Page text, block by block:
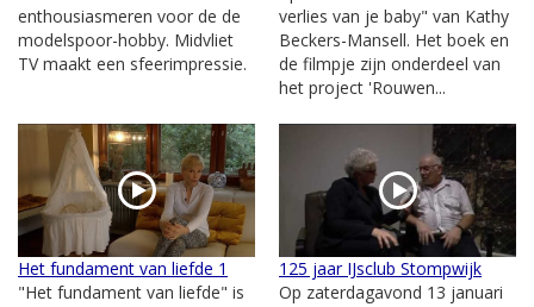
enthousiasmeren voor de de
modelspoor-hobby. Midvliet
TV maakt een sfeerimpressie.
verlies van je baby" van Kathy
Beckers-Mansell. Het boek en
de filmpje zijn onderdeel van
het project 'Rouwen...
Het fundament van liefde 1
"Het fundament van liefde" is
125 jaar IJsclub Stompwijk
Op zaterdagavond 13 januari